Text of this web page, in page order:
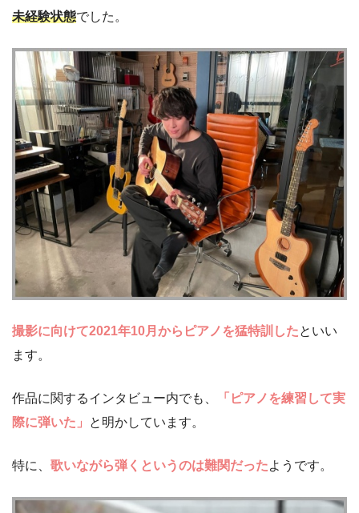
未経験状態でした。
撮影に向けて2021年10月からピアノを猛特訓したといい
ます。
作品に関するインタビュー内でも、
「ピアノを練習して実
際に弾いた」
と明かしています。
特に、 歌いながら弾くというのは難関だったようです。